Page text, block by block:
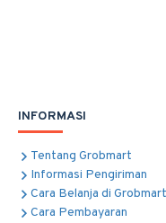
INFORMASI
Tentang Grobmart
Informasi Pengiriman
Cara Belanja di Grobmart
Cara Pembayaran